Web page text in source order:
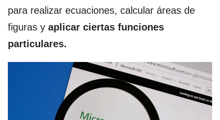
para realizar ecuaciones, calcular áreas de
figuras y aplicar ciertas funciones
particulares.